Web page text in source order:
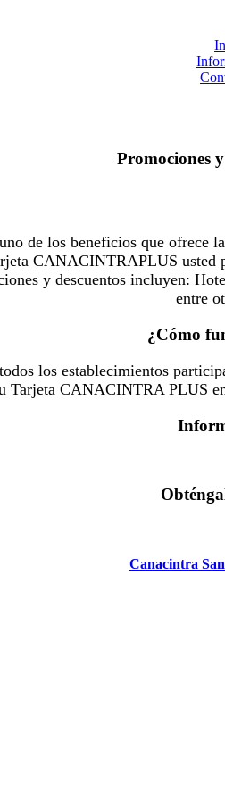
Promociones
de los beneficios que ofrece
CANACINTRAPLUS usted
y descuentos incluyen:
entre
¿Cómo
los establecimientos
Tarjeta CANACINTRA PLUS
Canacintra